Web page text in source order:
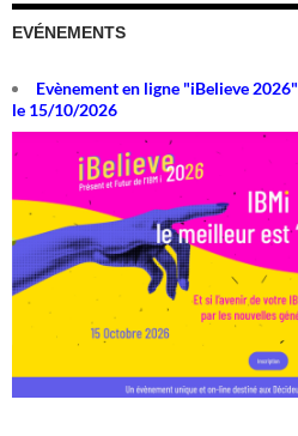
EVÉNEMENTS
Evènement en ligne "iBelieve 2026"
le 15/10/2026